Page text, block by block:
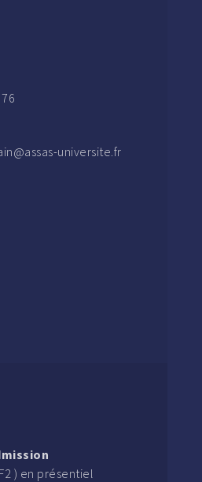
universite.fr
) en présentiel